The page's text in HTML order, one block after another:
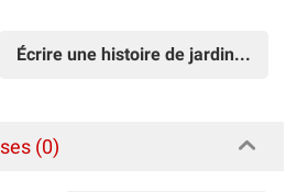
Écrire une histoire de jardin...
(0)